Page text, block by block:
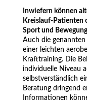
Inwiefern können
Kreislauf-Patienten
Sport und
Auch die
einer leichten
Krafttraining. Die
individuelle Niveau
selbstverständlich
Beratung dringend
Informationen